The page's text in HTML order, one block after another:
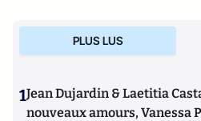
PLUS LUS
1Jean Dujardin & Laetitia
nouveaux amours, Vanessa